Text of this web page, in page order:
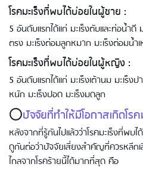
โรคมะเร็งที่พบได้บ่อยในผู้ชาย :
5 อันดับแรกได้แก่ มะเร็งตับและท่อน้ำดี
ตรง มะเร็งต่อมลูกหมาก มะเร็งต่อมน้ำ
โรคมะเร็งที่พบได้บ่อยในผู้หญิง :
5 อันดับแรกได้แก่ มะเร็งเต้านม มะเร็ง
หนัก มะเร็งปอด มะเร็งมดลูก
⭕ปัจจัยที่ทำให้มีโอกาสเกิดโรค
หลังจากที่รู้กันไปแล้วว่าโรคมะเร็งที่พบ
ดูกันต่อว่าปัจจัยเสี่ยงสำคัญที่ควรหลีกเ
ไกลจากโรคร้ายนี้ได้มากที่สุด คือ